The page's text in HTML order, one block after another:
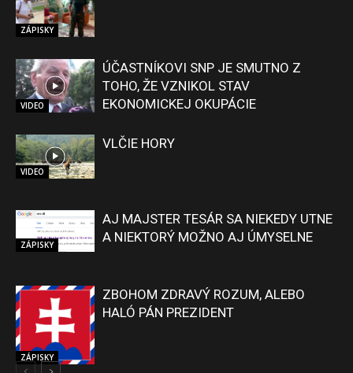
ZÁPISKY
VIDEO
ÚČASTNÍKOVI SNP JE SMUTNO Z
TOHO, ŽE VZNIKOL STAV
EKONOMICKEJ OKUPÁCIE
VIDEO
VLČIE HORY
ZÁPISKY
AJ MAJSTER TESÁR SA NIEKEDY UTNE
A NIEKTORÝ MOŽNO AJ ÚMYSELNE
ZÁPISKY
ZBOHOM ZDRAVÝ ROZUM, ALEBO
HALÓ PÁN PREZIDENT